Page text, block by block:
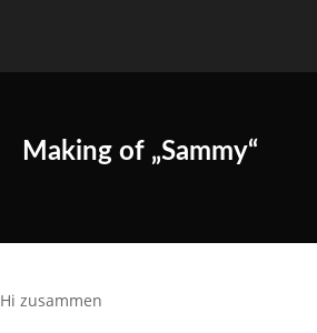
Making of „Sammy“
Hi zusammen